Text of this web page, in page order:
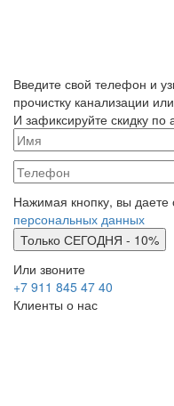
Введите свой телефон и
прочистку канализации
И зафиксируйте скидку по
Нажимая кнопку, вы даете
персональных данных
Или звоните
+7 911 845 47 40
Клиенты о нас